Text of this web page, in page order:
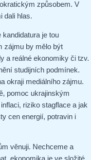
způsobem. V
dali hlas.
je tou
zájmu by mělo být
a reálné ekonomiky či tzv.
studijních podmínek.
okraji mediálního zájmu.
pomoc ukrajinským
riziko stagflace a jak
cen energií, potravin i
věnuji. Nechceme a